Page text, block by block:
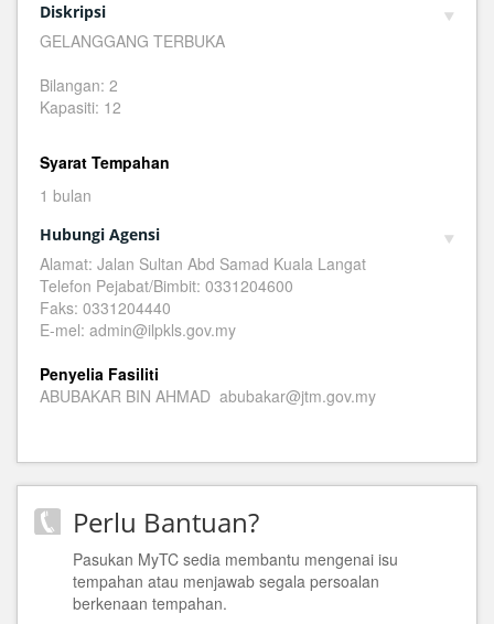
Diskripsi
GELANGGANG TERBUKA
Bilangan: 2
Kapasiti: 12
Syarat Tempahan
1 bulan
Hubungi Agensi
Alamat: Jalan Sultan Abd Samad Kuala Langat
Telefon Pejabat/Bimbit: 0331204600
Faks: 0331204440
E-mel: admin@ilpkls.gov.my
Penyelia Fasiliti
ABUBAKAR BIN AHMAD abubakar@jtm.gov.my
Perlu Bantuan?
Pasukan MyTC sedia membantu mengenai isu
tempahan atau menjawab segala persoalan
berkenaan tempahan.